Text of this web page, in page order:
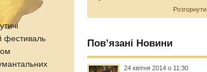
фестиваль
Розгорнути
Пов’язані Новини
24 квітня 2014 о 11:30